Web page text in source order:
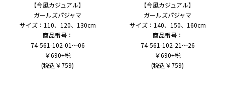
【今風カジュアル】
ガールズパジャマ
サイズ：110、120、130cm
商品番号：
74-561-102-01～06
￥690+税
(税込￥759)
【今風カジュアル】
ガールズパジャマ
サイズ：140、150、160cm
商品番号：
74-561-102-21～26
￥690+税
(税込￥759)